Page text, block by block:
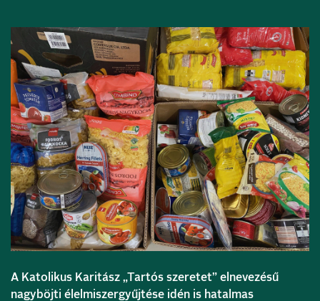
A Katolikus Karitász „Tartós szeretet” elnevezésű
nagyböjti élelmiszergyűjtése idén is hatalmas